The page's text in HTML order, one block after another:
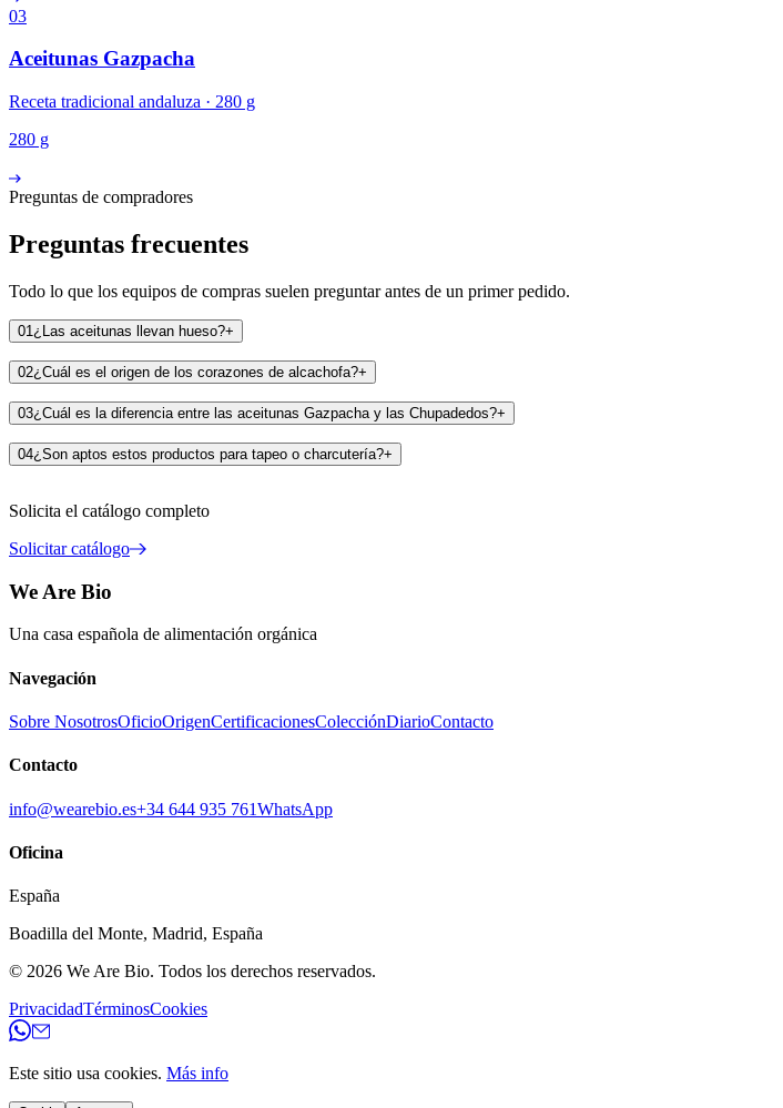
03
Aceitunas Gazpacha
Receta tradicional andaluza · 280 g
280 g
Preguntas de compradores
Preguntas frecuentes
Todo lo que los equipos de compras suelen preguntar antes de un primer pedido.
01¿Las aceitunas llevan hueso?+
02¿Cuál es el origen de los corazones de alcachofa?+
03¿Cuál es la diferencia entre las aceitunas Gazpacha y las Chupadedos?+
04¿Son aptos estos productos para tapeo o charcutería?+
Solicita el catálogo completo
Solicitar catálogo
We Are Bio
Una casa española de alimentación orgánica
Navegación
Sobre NosotrosOficioOrigenCertificacionesColecciónDiarioContacto
Contacto
info@wearebio.es+34 644 935 761WhatsApp
Oficina
España
Boadilla del Monte, Madrid, España
© 2026 We Are Bio. Todos los derechos reservados.
PrivacidadTérminosCookies
Este sitio usa cookies. Más info